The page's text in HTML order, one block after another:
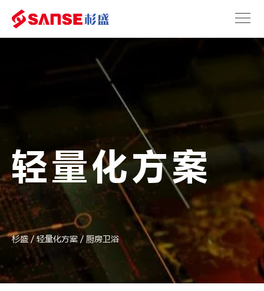
轻量化方案
杉盛/轻量化方案 / 厨房卫浴